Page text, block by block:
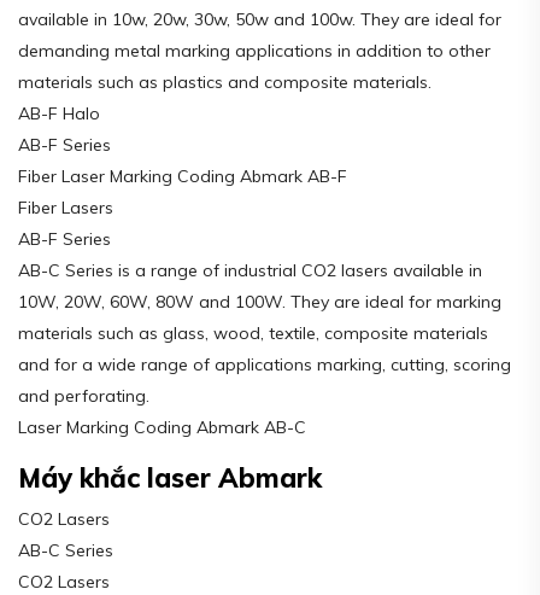
available in 10w, 20w, 30w, 50w and 100w. They are ideal for
demanding metal marking applications in addition to other
materials such as plastics and composite materials.
AB-F Halo
AB-F Series
Fiber Laser Marking Coding Abmark AB-F
Fiber Lasers
AB-F Series
AB-C Series is a range of industrial CO2 lasers available in
10W, 20W, 60W, 80W and 100W. They are ideal for marking
materials such as glass, wood, textile, composite materials
and for a wide range of applications marking, cutting, scoring
and perforating.
Laser Marking Coding Abmark AB-C
Máy khắc laser Abmark
CO2 Lasers
AB-C Series
CO2 Lasers